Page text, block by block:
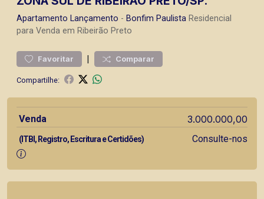
Apartamento Lançamento - Bonfim Paulista Residencial
para Venda em Ribeirão Preto
Favoritar | Comparar
Compartilhe:
Venda 3.000.000,00
(ITBI, Registro, Escritura e Certidões) Consulte-nos